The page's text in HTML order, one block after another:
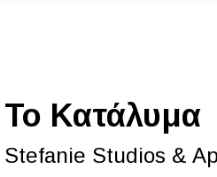
Το Κατάλυμα
Stefanie Studios &